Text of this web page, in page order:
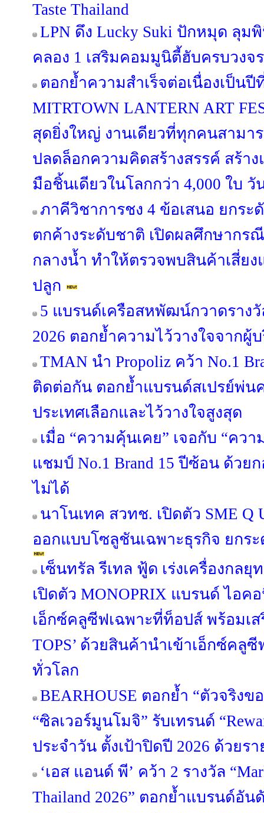
Taste Thailand
LPN ดึง Lucky Suki ปักหมุด ลุม
คลอง 1 เสริมคอมมูนิตี้ฮับครบวงจร
ตอกย้ำความสำเร็จต่อเนื่องเป็นปี
MITRTOWN LANTERN ART
สุดยิ่งใหญ่ งานเดียวที่ทุกคนสามา
ปลดล็อกความคิดสร้างสรรค์ สร้า
มือชิ้นเดียวในโลกกว่า 4,000 ใบ
ภาคีวิชาการชง 4 ข้อเสนอ ยกระ
ตกค้างระดับชาติ เปิดผลศึกษากร
กลางน้ำ ทำให้ตรวจพบสินค้าเสี่ย
ปลูก
5 แบรนด์เครือสหพัฒน์กวาดรางวั
2026 ตอกย้ำความไว้วางใจจากผู้
TMAN นำ Propoliz คว้า No.1
ติดต่อกัน ตอกย้ำแบรนด์สเปรย์พ่
ประเทศเลือกและไว้วางใจสูงสุด
เมื่อ “ความคุ้นเคย” เจอกับ “คว
แชมป์ No.1 Brand 15 ปีซ้อน ด้วย
ไม่ได้
นาโนเทค สวทช. เปิดตัว SME Q
ออกแบบโซลูชันเฉพาะธุรกิจ ยกร
เซ็นทรัล รีเทล ฟู้ด เร่งเครื่องกลยุ
เปิดตัว MONOPRIX แบรนด์ ไอค
เอ็กซ์คลูซีฟเฉพาะที่ท็อปส์ พร้อมเส
TOPS’ ด้วยสินค้านำเข้าเอ็กซ์คลู
ทั่วโลก
BEARHOUSE ตอกย้ำ “ตัวจริง
“ซิลเวอร์มูนโมจิ” รับเทรนด์
ประจำวัน ตั้งเป้าปิดปี 2026 ด้วยร
‘เอส แอนด์ พี’ คว้า 2 รางวัล
Thailand 2026” ตอกย้ำแบรนด์อั